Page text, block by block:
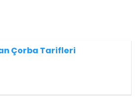
Çorba Tarifleri